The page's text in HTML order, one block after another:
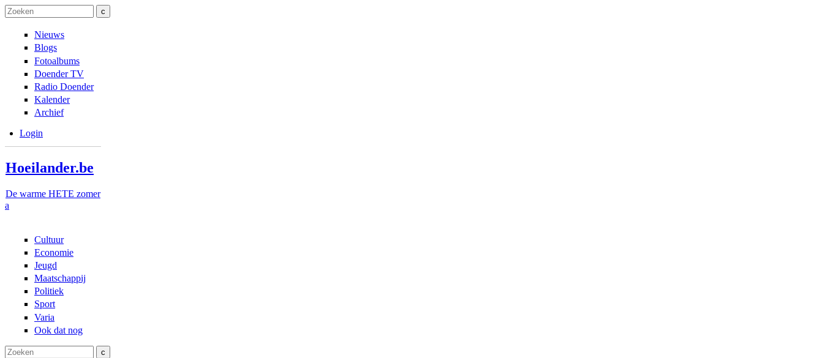
Overslaan en naar de inhoud gaan
Skip to navigation
Zoeken
Nieuws
Blogs
Fotoalbums
Doender TV
Radio Doender
Kalender
Archief
Login
Hoeilander.be
De warme HETE zomer
a
Cultuur
Economie
Jeugd
Maatschappij
Politiek
Sport
Varia
Ook dat nog
Zoeken